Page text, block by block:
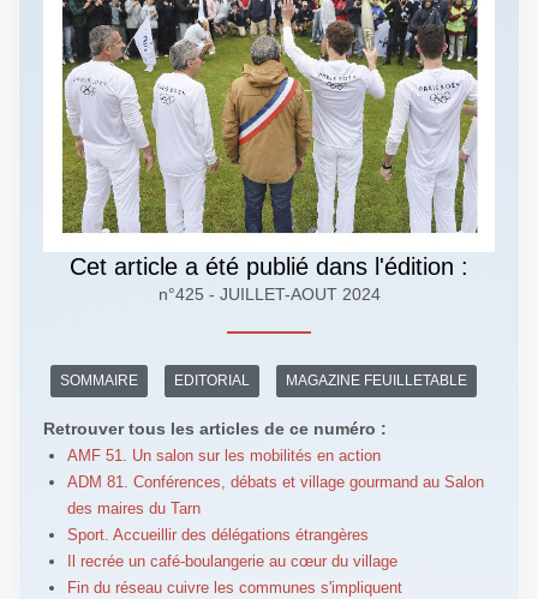
Cet article a été publié dans l'édition :
n°425 - JUILLET-AOUT 2024
SOMMAIRE EDITORIAL MAGAZINE FEUILLETABLE
Retrouver tous les articles de ce numéro :
AMF 51. Un salon sur les mobilités en action
ADM 81. Conférences, débats et village gourmand au Salon
des maires du Tarn
Sport. Accueillir des délégations étrangères
Il recrée un café-boulangerie au cœur du village
Fin du réseau cuivre les communes s'impliquent